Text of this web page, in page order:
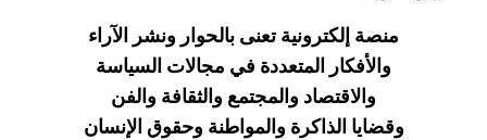
منصة إلكترونية تعنى بالحوار ونشر الآراء
والأفكار المتعددة في مجالات السياسة
والاقتصاد والمجتمع والثقافة والفن
وقضايا الذاكرة والمواطنة وحقوق الإنسان